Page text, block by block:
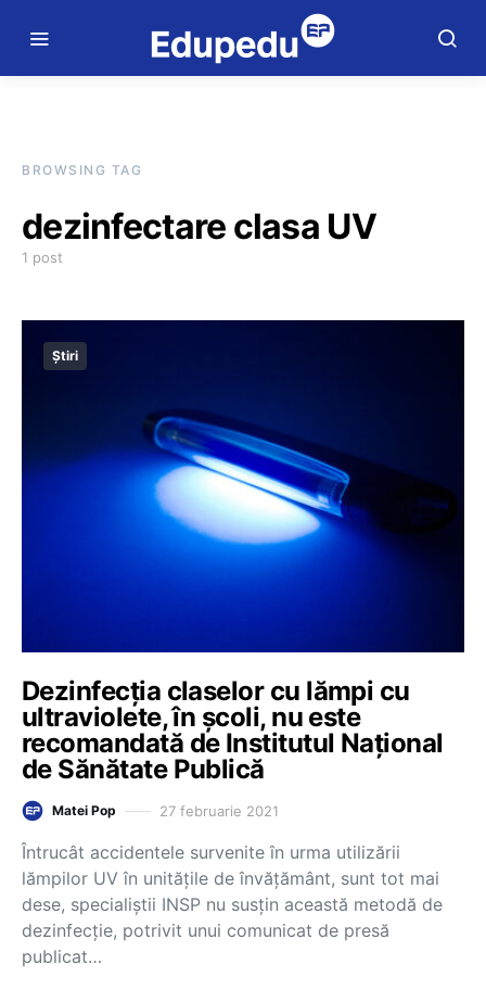
BROWSING TAG
dezinfectare clasa UV
1 post
Știri
Dezinfecția claselor cu lămpi cu
ultraviolete, în școli, nu este
recomandată de Institutul Național
de Sănătate Publică
Matei Pop 27 februarie 2021
Întrucât accidentele survenite în urma utilizării
lămpilor UV în unitățile de învățământ, sunt tot mai
dese, specialiștii INSP nu susțin această metodă de
dezinfecție, potrivit unui comunicat de presă
publicat…